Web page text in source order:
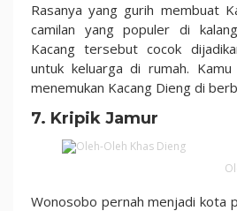
Rasanya yang gurih membuat
camilan yang populer di
Kacang tersebut cocok
untuk keluarga di rumah.
menemukan Kacang Dieng di
7. Kripik Jamur
Wonosobo pernah menjadi kota